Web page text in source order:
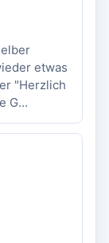
etwas
"Herzlich
G...